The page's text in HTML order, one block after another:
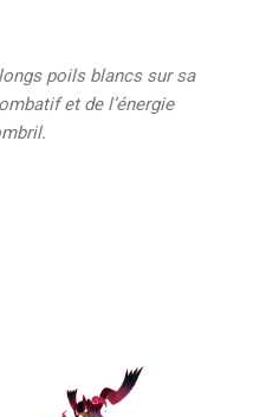
poils blancs sur sa
et de l’énergie